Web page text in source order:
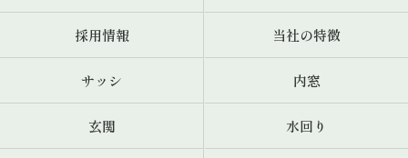
採用情報 当社の特徴
サッシ 内窓
玄関 水回り